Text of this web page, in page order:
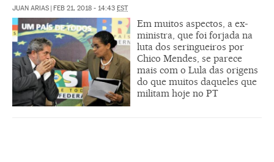
JUAN ARIAS | FEB 21, 2018 - 14:43 EST
Em muitos aspectos, a ex-
ministra, que foi forjada na
luta dos seringueiros por
Chico Mendes, se parece
mais com o Lula das origens
do que muitos daqueles que
militam hoje no PT